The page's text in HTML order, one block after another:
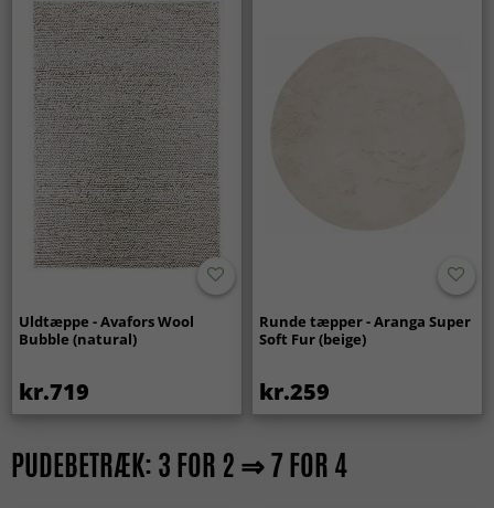
Uldtæppe - Avafors Wool
Bubble (natural)
kr.719
Runde tæpper - Aranga Super
Soft Fur (beige)
kr.259
PUDEBETRÆK: 3 FOR 2 ⇒ 7 FOR 4